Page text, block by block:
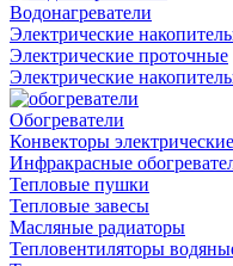
Водонагреватели
Электрические
Электрические проточные
Электрические
Обогреватели
Конвекторы электрические
Инфракрасные
Тепловые пушки
Тепловые завесы
Масляные радиаторы
Тепловентиляторы